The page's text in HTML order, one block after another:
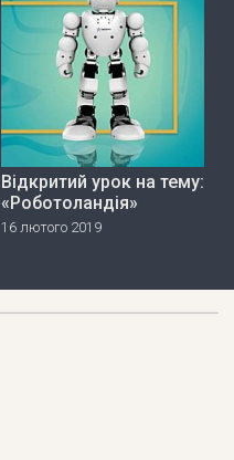
Відкритий урок на тему:
«Роботоландія»
16 лютого 2019